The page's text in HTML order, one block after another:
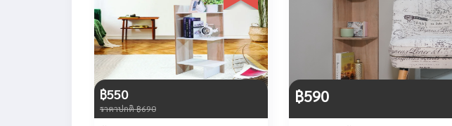
฿550
ราคาปกติ ฿690
฿590